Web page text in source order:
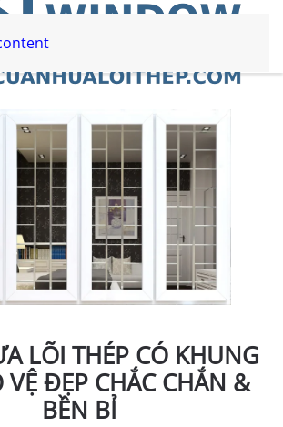
LÕI THÉP CÓ KHUNG
VỆ ĐẸP CHẮC CHẮN &
BỀN BỈ